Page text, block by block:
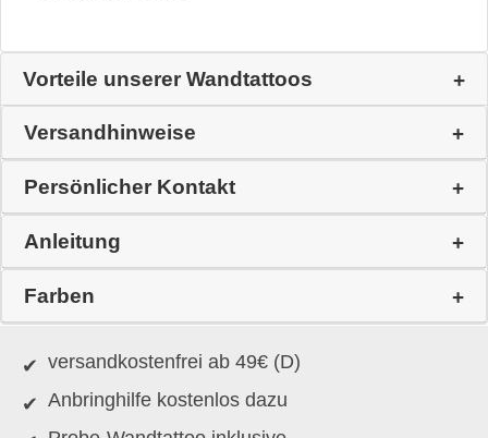
Vorteile unserer Wandtattoos
Versandhinweise
Persönlicher Kontakt
Anleitung
Farben
versandkostenfrei ab 49€ (D)
Anbringhilfe kostenlos dazu